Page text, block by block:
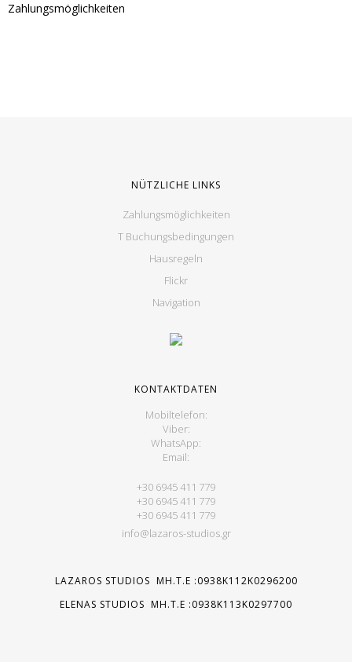
Zahlungsmöglichkeiten
NÜTZLICHE LINKS
Zahlungsmöglichkeiten
T Buchungsbedingungen
Hausregeln
Flickr
Navigation
KONTAKTDATEN
Mobiltelefon:
Viber:
WhatsApp:
Email:
+30 6945 411 779
+30 6945 411 779
+30 6945 411 779
info@lazaros-studios.gr
LAZAROS STUDIOS MH.T.E :0938K112K0296200
ELENAS STUDIOS MH.T.E :0938K113K0297700